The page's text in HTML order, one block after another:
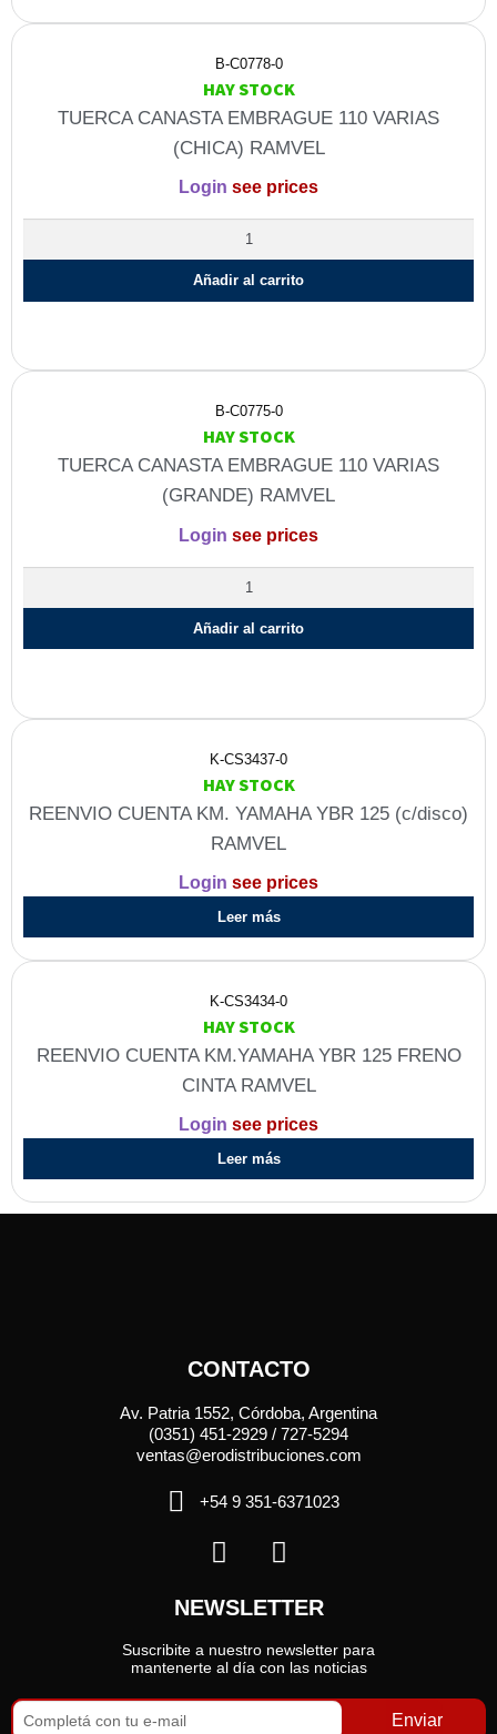
B-C0778-0
HAY STOCK
TUERCA CANASTA EMBRAGUE 110 VARIAS
(CHICA) RAMVEL
Login see prices
Añadir al carrito
B-C0775-0
HAY STOCK
TUERCA CANASTA EMBRAGUE 110 VARIAS
(GRANDE) RAMVEL
Login see prices
Añadir al carrito
K-CS3437-0
HAY STOCK
REENVIO CUENTA KM. YAMAHA YBR 125 (c/disco)
RAMVEL
Login see prices
Leer más
K-CS3434-0
HAY STOCK
REENVIO CUENTA KM.YAMAHA YBR 125 FRENO
CINTA RAMVEL
Login see prices
Leer más
CONTACTO
Av. Patria 1552, Córdoba, Argentina
(0351) 451-2929 / 727-5294
ventas@erodistribuciones.com
+54 9 351-6371023
NEWSLETTER
Suscribite a nuestro newsletter para
mantenerte al día con las noticias
Enviar